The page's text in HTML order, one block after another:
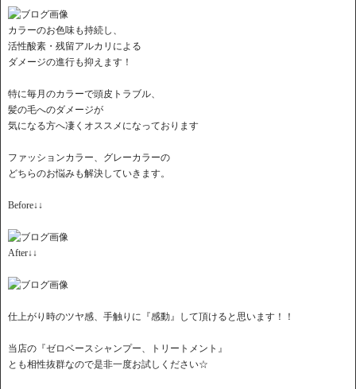
カラーのお色味も持続し、
活性酸素・残留アルカリによる
ダメージの進行も抑えます！
特に毎月のカラーで頭皮トラブル、
髪の毛へのダメージが
気になる方へ凄くオススメになっております
ファッションカラー、グレーカラーの
どちらのお悩みも解決していきます。
Before↓↓
After↓↓
仕上がり時のツヤ感、手触りに『感動』して頂けると思います！！
当店の『ゼロベースシャンプー、トリートメント』
とも相性抜群なので是非一度お試しください☆